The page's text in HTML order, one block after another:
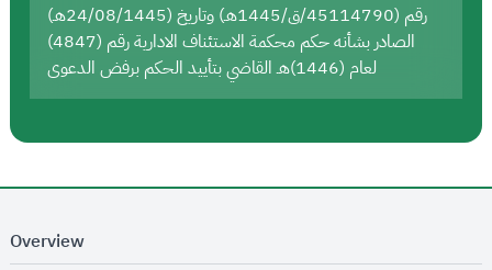
رقم (45114790/ق/1445هـ) وتاريخ (24/08/1445هـ)
الصادر بشأنه حكم محكمة الاستئناف الادارية رقم (4847)
لعام (1446)هـ القاضي بتأييد الحكم برفض الدعوى
Overview